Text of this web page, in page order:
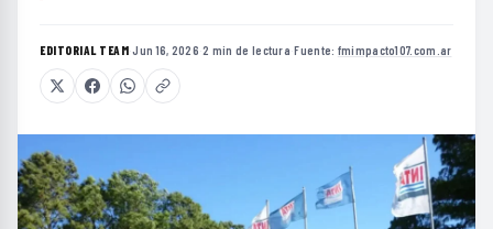
EDITORIAL TEAM·Jun 16, 2026·2 min de lectura·Fuente: fmimpacto107.com.ar